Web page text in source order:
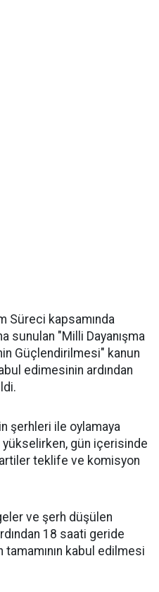
Süreci kapsamında
sunulan "Milli Dayanışma
Güçlendirilmesi" kanun
edimesinin ardından
şerhleri ile oylamaya
gün içerisinde
teklife ve komisyon
ve şerh düşülen
18 saati geride
tamamının kabul edilmesi